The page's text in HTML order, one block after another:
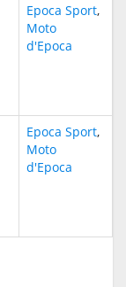
Epoca Sport,
Moto
d'Epoca
Epoca Sport,
Moto
d'Epoca